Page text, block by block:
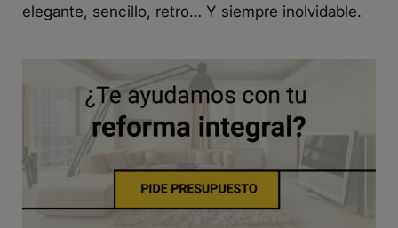
elegante, sencillo, retro… Y siempre inolvidable.